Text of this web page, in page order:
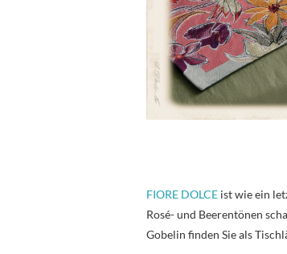
FIORE DOLCE ist wie ein
Rosé- und Beerentönen
Gobelin finden Sie als